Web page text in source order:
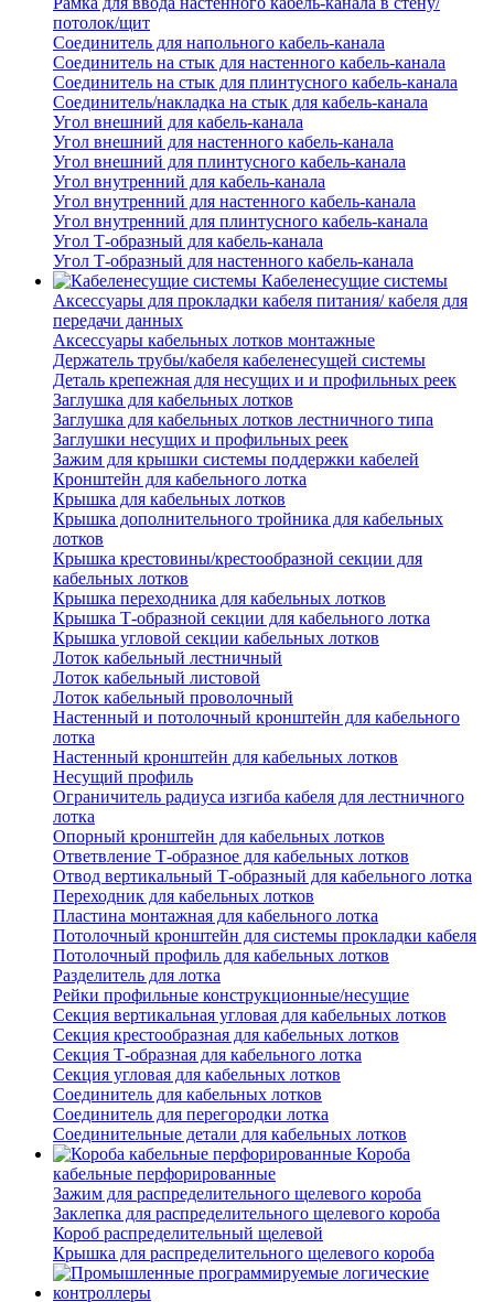
потолок/щит
Соединитель для напольного кабель-канала
Соединитель на стык для настенного кабель-канала
Соединитель на стык для плинтусного кабель-канала
Соединитель/накладка на стык для кабель-канала
Угол внешний для кабель-канала
Угол внешний для настенного кабель-канала
Угол внешний для плинтусного кабель-канала
Угол внутренний для кабель-канала
Угол внутренний для настенного кабель-канала
Угол внутренний для плинтусного кабель-канала
Угол Т-образный для кабель-канала
Угол Т-образный для настенного кабель-канала
Кабеленесущие системы
Аксессуары для прокладки кабеля питания/ кабеля для
передачи данных
Аксессуары кабельных лотков монтажные
Держатель трубы/кабеля кабеленесущей системы
Деталь крепежная для несущих и и профильных реек
Заглушка для кабельных лотков
Заглушка для кабельных лотков лестничного типа
Заглушки несущих и профильных реек
Зажим для крышки системы поддержки кабелей
Кронштейн для кабельного лотка
Крышка для кабельных лотков
Крышка дополнительного тройника для кабельных
лотков
Крышка крестовины/крестообразной секции для
кабельных лотков
Крышка переходника для кабельных лотков
Крышка Т-образной секции для кабельного лотка
Крышка угловой секции кабельных лотков
Лоток кабельный лестничный
Лоток кабельный листовой
Лоток кабельный проволочный
Настенный и потолочный кронштейн для кабельного
лотка
Настенный кронштейн для кабельных лотков
Несущий профиль
Ограничитель радиуса изгиба кабеля для лестничного
лотка
Опорный кронштейн для кабельных лотков
Ответвление Т-образное для кабельных лотков
Отвод вертикальный Т-образный для кабельного лотка
Переходник для кабельных лотков
Пластина монтажная для кабельного лотка
Потолочный кронштейн для системы прокладки кабеля
Потолочный профиль для кабельных лотков
Разделитель для лотка
Рейки профильные конструкционные/несущие
Секция вертикальная угловая для кабельных лотков
Секция крестообразная для кабельных лотков
Секция Т-образная для кабельного лотка
Секция угловая для кабельных лотков
Соединитель для кабельных лотков
Соединитель для перегородки лотка
Соединительные детали для кабельных лотков
Короба
кабельные перфорированные
Зажим для распределительного щелевого короба
Заклепка для распределительного щелевого короба
Короб распределительный щелевой
Крышка для распределительного щелевого короба